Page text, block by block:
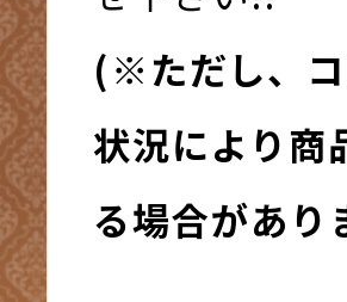
(※ただし、
状況により商
る場合があり